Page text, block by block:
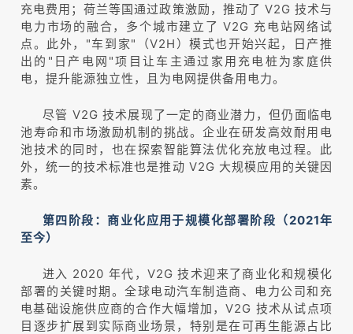
充电费用；荷兰等国通过政策激励，推动了 V2G 技术与
电力市场的融合，多个城市建立了 V2G 充电站网络试
点。此外，"车到家"（V2H）模式也开始兴起，日产推
出的"日产电网"项目让车主通过家用充电桩为家庭供
电，提升能源独立性，且为电网提供备用电力。
尽管 V2G 技术展现了一定的商业潜力，但仍面临电
池寿命和市场激励机制的挑战。企业在研发高效耐用电
池技术的同时，也在探索智能算法优化充放电过程。此
外，统一的技术标准也是推动 V2G 大规模应用的关键因
素。
第四阶段：商业化应用于规模化部署阶段（2021年
至今）
进入 2020 年代，V2G 技术迎来了商业化和规模化
部署的关键时期。全球电动汽车制造商、电力公司和充
电基础设施供应商的合作大幅增加，V2G 技术从试点项
目逐步扩展到实际商业场景，特别是在可再生能源占比